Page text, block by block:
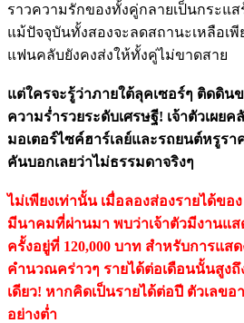
ราวความรักของทั้งคู่กลายเป็นกระแ
แม้ปัจจุบันทั้งสองจะลดสถานะเหลือเพี
แฟนคลับยังคงส่งให้ทั้งคู่ไม่ขาดสาย
แต่ใครจะรู้ว่าภายใต้ลุคเซอร์ๆ ติดดิ
ความร่ำรวยระดับเศรษฐี! เจ้าตัวเผย
มอเตอร์ไซค์ฮาร์เลย์และรถยนต์หรูร
คันบอกเลยว่าไม่ธรรมดาจริงๆ
ไม่เพียงเท่านั้น เมื่อลองส่องรายได้ข
มีนาคมที่ผ่านมา พบว่าเจ้าตัวมีงานแ
ครั้งอยู่ที่ 120,000 บาท สำหรับการแส
คำนวณคร่าวๆ รายได้ต่อเดือนนั้นสูงถึ
เดียว! หากคิดเป็นรายได้ต่อปี ตัวเลขอ
อย่างต่ำ